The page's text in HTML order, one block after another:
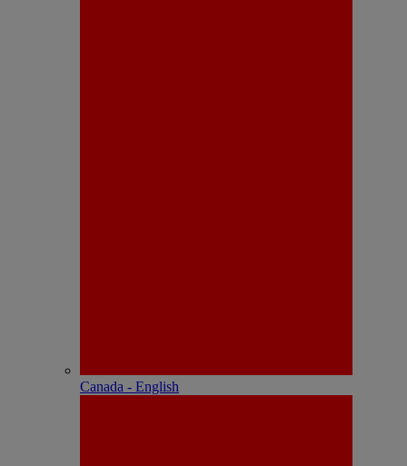
Canada - English